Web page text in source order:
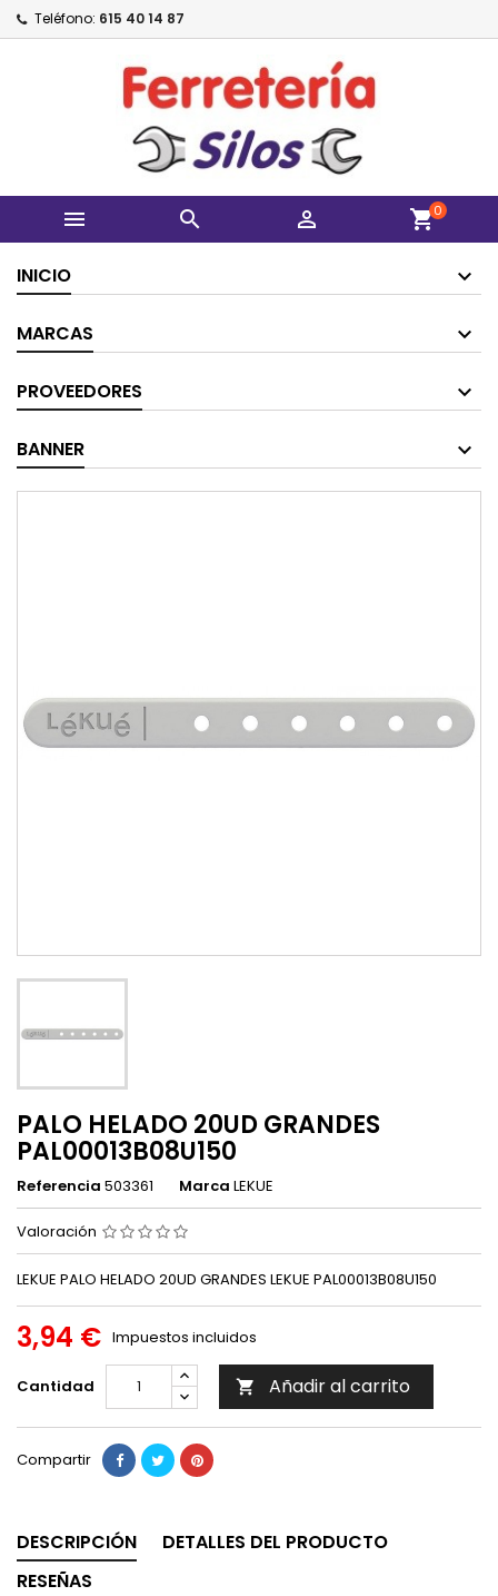
Teléfono: 615 40 14 87
   shopping_cart0
INICIO
MARCAS
PROVEEDORES
BANNER
PALO HELADO 20UD GRANDES
PAL00013B08U150
Referencia 503361 Marca LEKUE
Valoración
LEKUE PALO HELADO 20UD GRANDES LEKUE PAL00013B08U150
3,94 € Impuestos incluidos
Cantidad  Añadir al carrito
Compartir
DESCRIPCIÓN
DETALLES DEL PRODUCTO
RESEÑAS